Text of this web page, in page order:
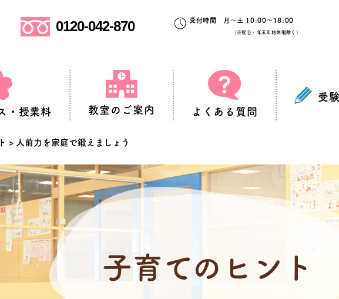
0120-042-870 受付時間 月～土 10:00～18:00
（※祝日・年末年始休暇除く）
・授業料 教室のご案内 よくある質問
受
> 人前力を家庭で鍛えましょう
子育てのヒント